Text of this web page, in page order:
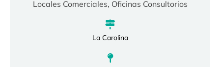
Locales Comerciales, Oficinas Consultorios
La Carolina